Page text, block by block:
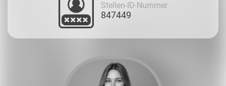
Stellen-ID-Nummer
847449